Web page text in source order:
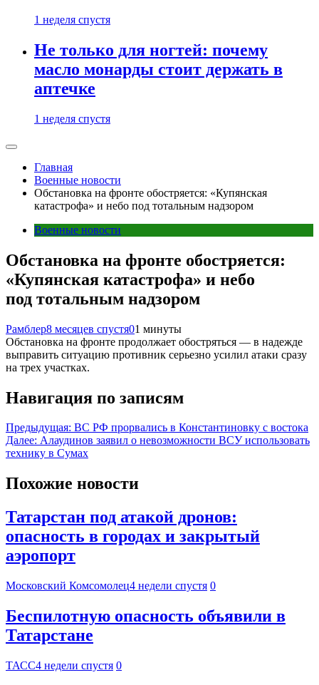
1 неделя спустя
Не только для ногтей: почему
масло монарды стоит держать в
аптечке
1 неделя спустя
Главная
Военные новости
Обстановка на фронте обостряется: «Купянская
катастрофа» и небо под тотальным надзором
Военные новости
Обстановка на фронте обостряется:
«Купянская катастрофа» и небо
под тотальным надзором
Рамблер8 месяцев спустя01 минуты
Обстановка на фронте продолжает обостряться — в надежде
выправить ситуацию противник серьезно усилил атаки сразу
на трех участках.
Навигация по записям
Предыдущая: ВС РФ прорвались в Константиновку с востока
Далее: Алаудинов заявил о невозможности ВСУ использовать
технику в Сумах
Похожие новости
Татарстан под атакой дронов:
опасность в городах и закрытый
аэропорт
Московский Комсомолец4 недели спустя 0
Беспилотную опасность объявили в
Татарстане
ТАСС4 недели спустя 0